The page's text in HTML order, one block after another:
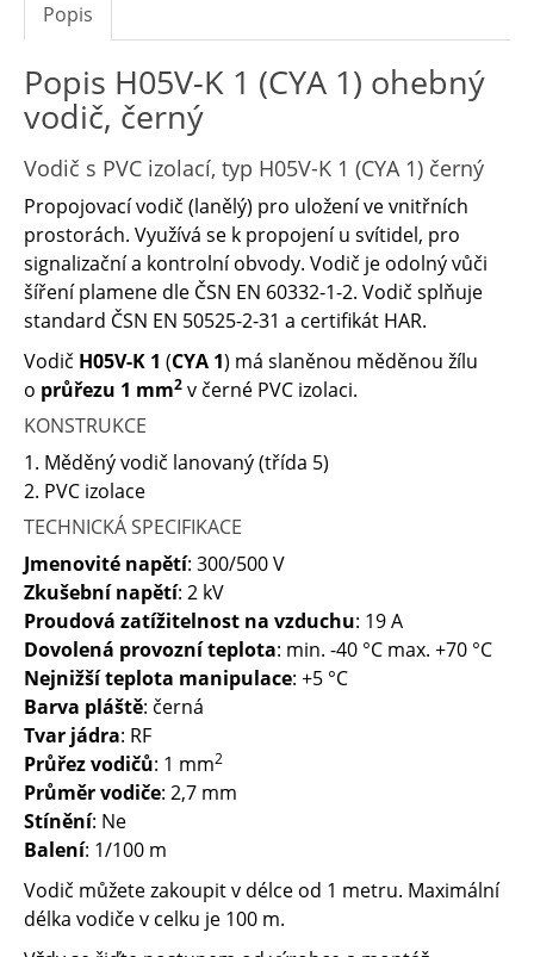
Popis
Popis H05V-K 1 (CYA 1) ohebný
vodič, černý
Vodič s PVC izolací, typ H05V-K 1 (CYA 1) černý
Propojovací vodič (lanělý) pro uložení ve vnitřních
prostorách. Využívá se k propojení u svítidel, pro
signalizační a kontrolní obvody. Vodič je odolný vůči
šíření plamene dle ČSN EN 60332-1-2. Vodič splňuje
standard ČSN EN 50525-2-31 a certifikát HAR.
Vodič H05V-K 1 (CYA 1) má slaněnou měděnou žílu
o průřezu 1 mm2 v černé PVC izolaci.
KONSTRUKCE
1. Měděný vodič lanovaný (třída 5)
2. PVC izolace
TECHNICKÁ SPECIFIKACE
Jmenovité napětí: 300/500 V
Zkušební napětí: 2 kV
Proudová zatížitelnost na vzduchu: 19 A
Dovolená provozní teplota: min. -40 °C max. +70 °C
Nejnižší teplota manipulace: +5 °C
Barva pláště: černá
Tvar jádra: RF
Průřez vodičů: 1 mm2
Průměr vodiče: 2,7 mm
Stínění: Ne
Balení: 1/100 m
Vodič můžete zakoupit v délce od 1 metru. Maximální
délka vodiče v celku je 100 m.